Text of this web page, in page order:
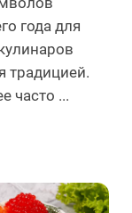
года для
традицией.
часто ...